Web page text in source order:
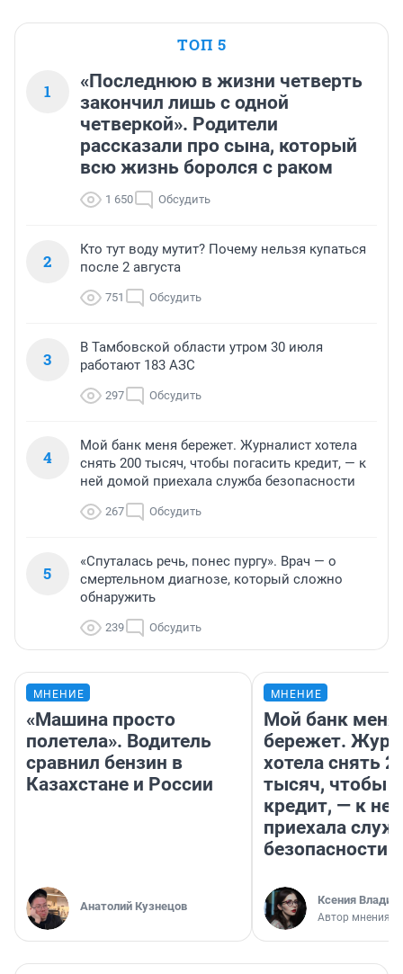
ТОП 5
1
«Последнюю в жизни четверть
закончил лишь с одной
четверкой». Родители
рассказали про сына, который
всю жизнь боролся с раком
1 650 Обсудить
2
Кто тут воду мутит? Почему нельзя купаться
после 2 августа
751 Обсудить
3
В Тамбовской области утром 30 июля
работают 183 АЗС
297 Обсудить
4
Мой банк меня бережет. Журналист хотела
снять 200 тысяч, чтобы погасить кредит, — к
ней домой приехала служба безопасности
267 Обсудить
5
«Спуталась речь, понес пургу». Врач — о
смертельном диагнозе, который сложно
обнаружить
239 Обсудить
МНЕНИЕ
«Машина просто
полетела». Водитель
сравнил бензин в
Казахстане и России
Анатолий Кузнецов
МНЕНИЕ
Мой банк меня
бережет.
хотела снять
тысяч, чтобы
кредит, — к
приехала
безопасности
Ксения
Автор мнения